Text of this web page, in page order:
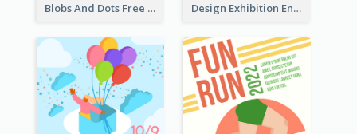
Blobs And Dots Free Giveaway Flyer Design Exhibition Entry Flyer